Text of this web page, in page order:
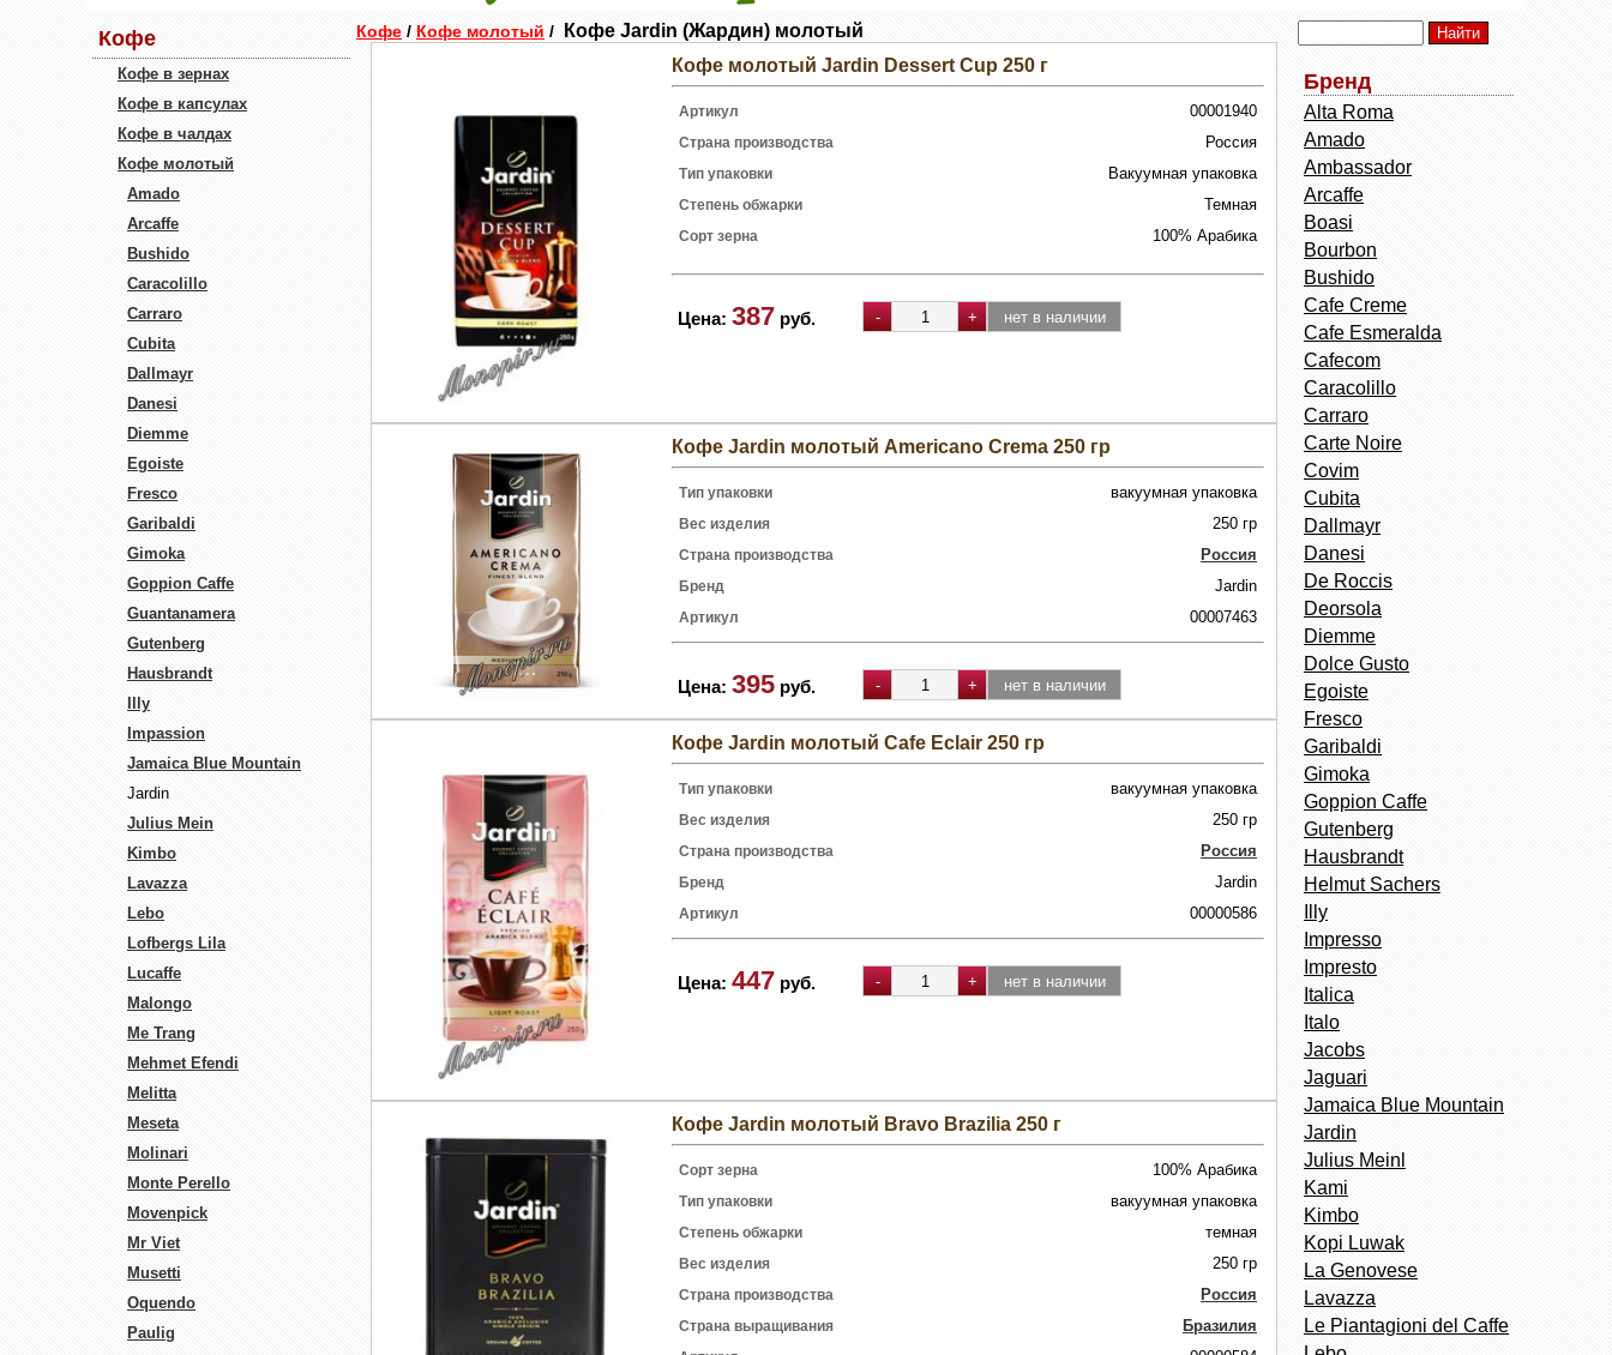
Кофе
Кофе в зернах
Кофе в капсулах
Кофе в чалдах
Кофе молотый
Amado
Arcaffe
Bushido
Caracolillo
Carraro
Cubita
Dallmayr
Danesi
Diemme
Egoiste
Fresco
Garibaldi
Gimoka
Goppion Caffe
Guantanamera
Gutenberg
Hausbrandt
Illy
Impassion
Jamaica Blue Mountain
Jardin
Julius Mein
Kimbo
Lavazza
Lebo
Lofbergs Lila
Lucaffe
Malongo
Me Trang
Mehmet Efendi
Melitta
Meseta
Molinari
Monte Perello
Movenpick
Mr Viet
Musetti
Oquendo
Paulig
Кофе / Кофе молотый /
Кофе Jardin (Жардин) молотый
Кофе молотый Jardin Dessert Cup 250 г
Артикул 00001940
Страна производства Россия
Тип упаковки Вакуумная упаковка
Степень обжарки Темная
Сорт зерна 100% Арабика
Цена: 387 руб.
Кофе Jardin молотый Americano Crema 250 гр
Тип упаковки вакуумная упаковка
Вес изделия 250 гр
Страна производства Россия
Бренд Jardin
Артикул 00007463
Цена: 395 руб.
Кофе Jardin молотый Cafe Eclair 250 гр
Тип упаковки вакуумная упаковка
Вес изделия 250 гр
Страна производства Россия
Бренд Jardin
Артикул 00000586
Цена: 447 руб.
Кофе Jardin молотый Bravo Brazilia 250 г
Сорт зерна 100% Арабика
Тип упаковки вакуумная упаковка
Степень обжарки темная
Вес изделия 250 гр
Страна производства Россия
Страна выращивания Бразилия
Бренд
Alta Roma
Amado
Ambassador
Arcaffe
Boasi
Bourbon
Bushido
Cafe Creme
Cafe Esmeralda
Cafecom
Caracolillo
Carraro
Carte Noire
Covim
Cubita
Dallmayr
Danesi
De Roccis
Deorsola
Diemme
Dolce Gusto
Egoiste
Fresco
Garibaldi
Gimoka
Goppion Caffe
Gutenberg
Hausbrandt
Helmut Sachers
Illy
Impresso
Impresto
Italica
Italo
Jacobs
Jaguari
Jamaica Blue Mountain
Jardin
Julius Meinl
Kami
Kimbo
Kopi Luwak
La Genovese
Lavazza
Le Piantagioni del Caffe